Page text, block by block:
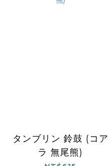
タンブリン 鈴鼓 (コア
ラ 無尾熊)